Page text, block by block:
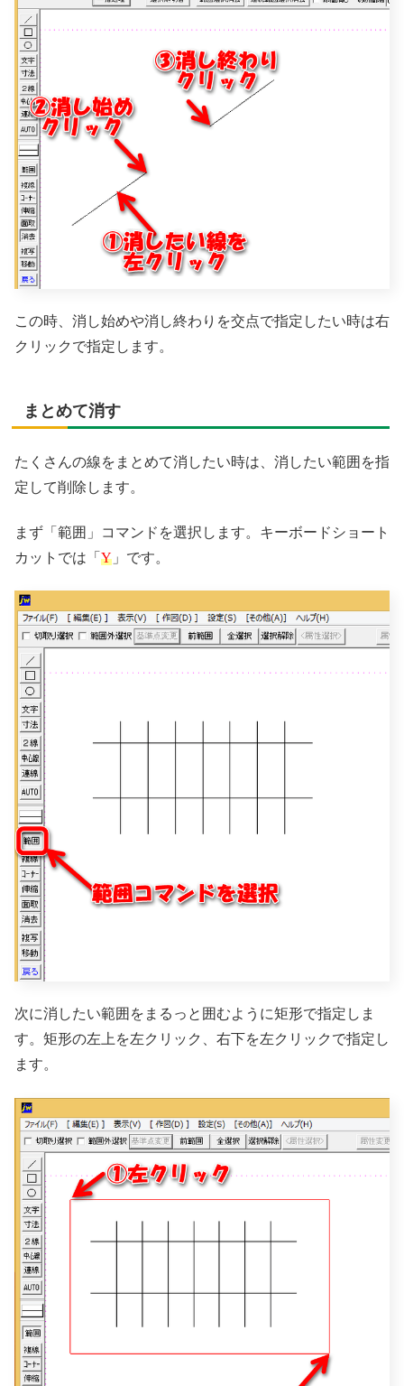
この時、消し始めや消し終わりを交点で指定したい時は右
クリックで指定します。
まとめて消す
たくさんの線をまとめて消したい時は、消したい範囲を指
定して削除します。
まず「範囲」コマンドを選択します。キーボードショート
カットでは「 Y 」です。
次に消したい範囲をまるっと囲むように矩形で指定しま
す。矩形の左上を左クリック、右下を左クリックで指定し
ます。